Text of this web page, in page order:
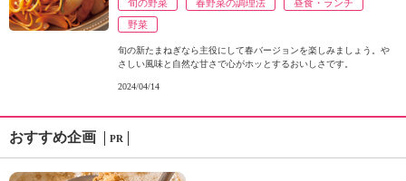
旬の野菜
春野菜の調理法
昼食・ランチ
野菜
旬の新たまねぎなら主役にして春バージョンを楽しみましょう。や
さしい風味と自然な甘さで心がホッとするおいしさです。
2024/04/14
おすすめ企画 PR